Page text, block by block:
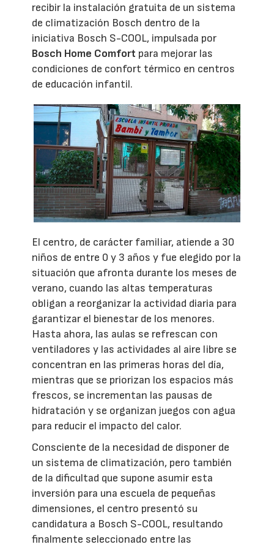
recibir la instalación gratuita de un sistema
de climatización Bosch dentro de la
iniciativa Bosch S-COOL, impulsada por
Bosch Home Comfort para mejorar las
condiciones de confort térmico en centros
de educación infantil.
El centro, de carácter familiar, atiende a 30
niños de entre 0 y 3 años y fue elegido por la
situación que afronta durante los meses de
verano, cuando las altas temperaturas
obligan a reorganizar la actividad diaria para
garantizar el bienestar de los menores.
Hasta ahora, las aulas se refrescan con
ventiladores y las actividades al aire libre se
concentran en las primeras horas del día,
mientras que se priorizan los espacios más
frescos, se incrementan las pausas de
hidratación y se organizan juegos con agua
para reducir el impacto del calor.
Consciente de la necesidad de disponer de
un sistema de climatización, pero también
de la dificultad que supone asumir esta
inversión para una escuela de pequeñas
dimensiones, el centro presentó su
candidatura a Bosch S-COOL, resultando
finalmente seleccionado entre las